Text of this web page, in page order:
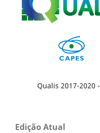
Qualis 2017-2020 -
Edição Atual